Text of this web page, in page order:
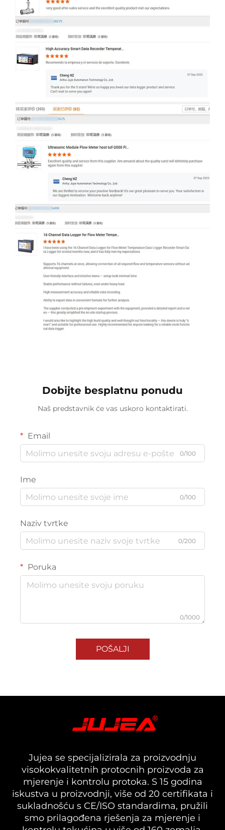
Dobijte besplatnu ponudu
Naš predstavnik će vas uskoro kontaktirati.
Email
0/100
Ime
0/100
Naziv tvrtke
0/200
Poruka
0/1000
POŠALJI
Jujea se specijalizirala za proizvodnju
visokokvalitetnih protocnih proizvoda za
mjerenje i kontrolu protoka. S 15 godina
iskustva u proizvodnji, više od 20 certifikata i
sukladnošću s CE/ISO standardima, pružili
smo prilagođena rješenja za mjerenje i